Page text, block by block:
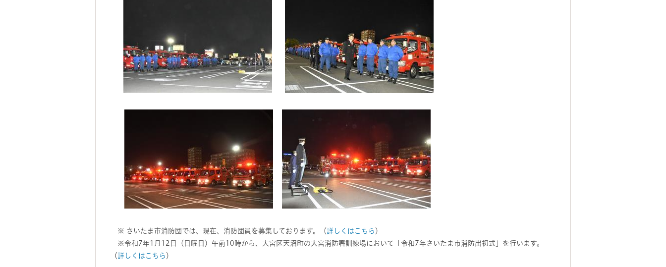
※ さいたま市消防団では、現在、消防団員を募集しております。（ 詳しくはこちら ）
※令和7年1月12日（日曜日）午前10時から、大宮区天沼町の大宮消防署訓練場において「令和7年さいたま市消防出初式」を行います。
（ 詳しくはこちら ）